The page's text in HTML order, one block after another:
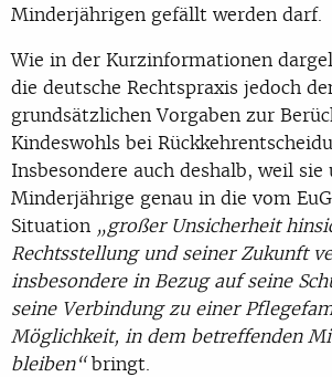
Minderjährigen gefällt werden darf.
Wie in der Kurzinformationen
die deutsche Rechtspraxis jedoch
grundsätzlichen Vorgaben zur
Kindeswohls bei
Insbesondere auch deshalb, weil
Minderjährige genau in die vom
Situation „großer Unsicherheit
Rechtsstellung und seiner Zukunft
insbesondere in Bezug auf seine
seine Verbindung zu einer
Möglichkeit, in dem betreffenden
bleiben“bringt.